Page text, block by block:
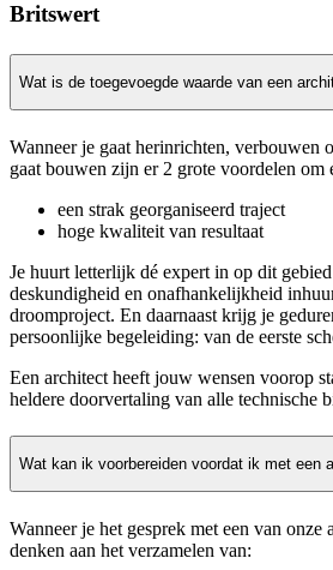
Britswert
Wat is de toegevoegde waarde van een
Wanneer je gaat herinrichten, verbouwen
gaat bouwen zijn er 2 grote voordelen om
een strak georganiseerd traject
hoge kwaliteit van resultaat
Je huurt letterlijk dé expert in op dit
deskundigheid en onafhankelijkheid
droomproject. En daarnaast krijg je
persoonlijke begeleiding: van de eerste
Een architect heeft jouw wensen voorop
heldere doorvertaling van alle technische
Wat kan ik voorbereiden voordat ik met een
Wanneer je het gesprek met een van onze
denken aan het verzamelen van: